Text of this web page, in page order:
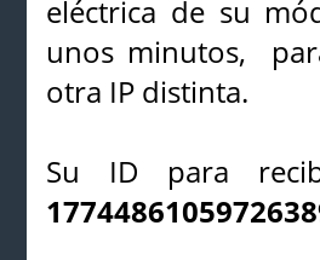
eléctrica de su
unos minutos,
otra IP distinta.
Su ID para